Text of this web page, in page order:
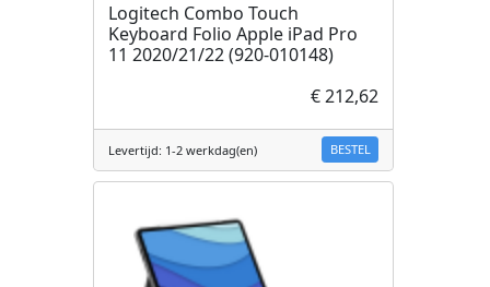
Logitech Combo Touch
Keyboard Folio Apple iPad Pro
11 2020/21/22 (920-010148)
€ 212,62
Levertijd: 1-2 werkdag(en) BESTEL